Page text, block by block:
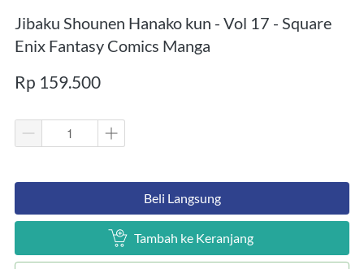
Jibaku Shounen Hanako kun - Vol 17 - Square
Enix Fantasy Comics Manga
Rp 159.500
`Beli Langsung
` Tambah ke Keranjang